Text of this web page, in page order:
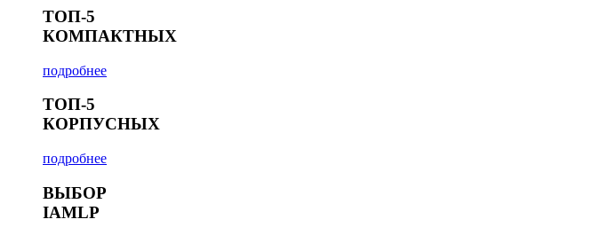
ТОП-5
КОМПАКТНЫХ
подробнее
ТОП-5
КОРПУСНЫХ
подробнее
ВЫБОР
IAMLP